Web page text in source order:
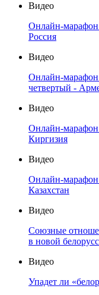
Видео
Онлайн-марафон
Россия
Видео
Онлайн-марафон
четвертый -
Видео
Онлайн-марафон
Киргизия
Видео
Онлайн-марафон
Казахстан
Видео
Союзные
в новой
Видео
Упадет ли